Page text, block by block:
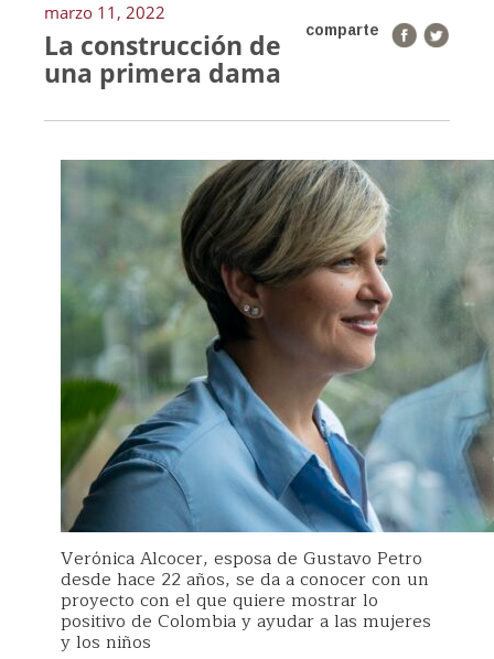
marzo 11, 2022
comparte
La construcción de
una primera dama
Verónica Alcocer, esposa de Gustavo Petro
desde hace 22 años, se da a conocer con un
proyecto con el que quiere mostrar lo
positivo de Colombia y ayudar a las mujeres
y los niños